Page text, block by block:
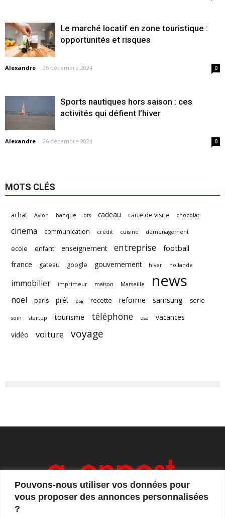
Pouvons-nous utiliser vos données pour
vous proposer des annonces personnalisées
?
Le marché locatif en zone touristique :
opportunités et risques
Alexandre - 26 décembre 2024 0
Sports nautiques hors saison : ces
activités qui défient l’hiver
Alexandre - 26 décembre 2024 0
MOTS CLÉS
achat Avion banque bts cadeau carte de visite chocolat
cinema communication crédit cuisine déménagement
ecole enfant enseignement entreprise
football
france
gateau google gouvernement hiver hollande
immobilier imprimeur maison Marseille news
noel paris prêt psg recette reforme samsung serie
soin startup tourisme téléphone usa
vacances
vidéo
voiture voyage